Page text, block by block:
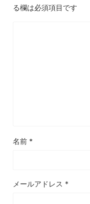
る欄は必須項目です
名前 *
メールアドレス *